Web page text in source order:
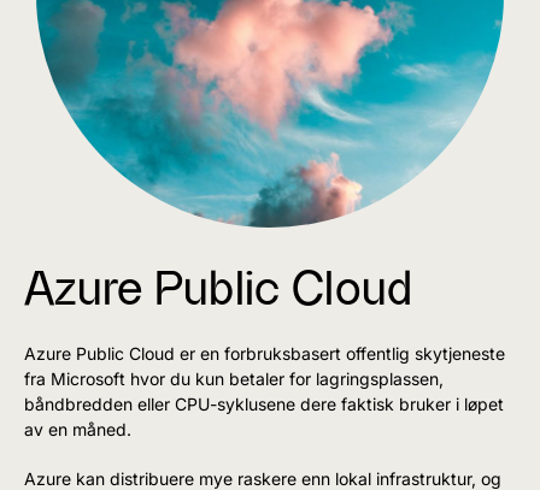
Azure Public Cloud
Azure Public Cloud er en forbruksbasert offentlig skytjeneste
fra Microsoft hvor du kun betaler for lagringsplassen,
båndbredden eller CPU-syklusene dere faktisk bruker i løpet
av en måned.
Azure kan distribuere mye raskere enn lokal infrastruktur, og